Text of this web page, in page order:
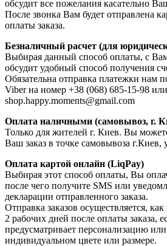
обсудит все пожелания касательно
После звонка Вам будет отправлена
оплаты заказа.
Безналичный расчет (для
Выбирая данный способ оплаты, с
обсудит удобный способ получения
Обязательна отправка платежки нам
Viber на номер +38 (068) 685-15-98
shop.happy.moments@gmail.com
Оплата наличными (самовывоз, г.
Только для жителей г. Киев. Вы
Ваш заказ в точке самовывоза г.Киев,
Оплата картой онлайн (LiqPay)
Выбирая этот способ оплаты, Вы
после чего получите SMS или
декларации отправленного заказа.
Отправка заказов осуществляется,
2 рабочих дней после оплаты заказа,
предусматривает персонализацию
индивидуальном цвете или размере.